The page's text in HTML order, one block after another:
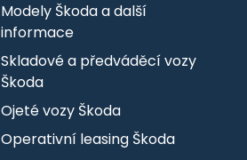
Modely Škoda a další
informace
Skladové a předváděcí vozy
Škoda
Ojeté vozy Škoda
Operativní leasing Škoda